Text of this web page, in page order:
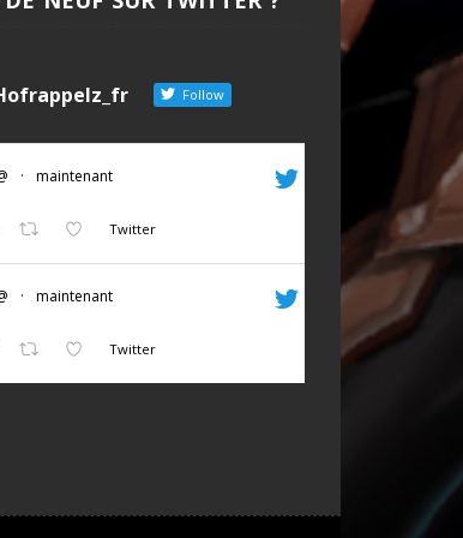
Follow
· maintenant
Twitter
· maintenant
Twitter